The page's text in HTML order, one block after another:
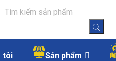
tôi Sản phẩm